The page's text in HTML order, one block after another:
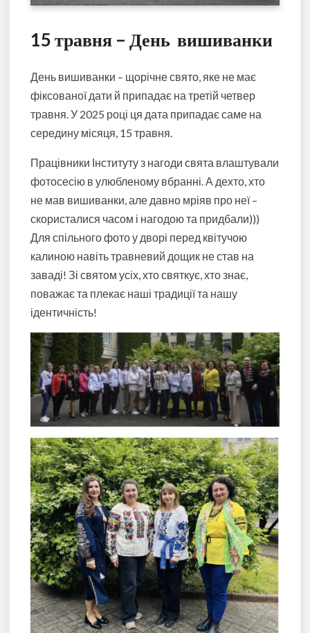
15 травня – День вишиванки
День вишиванки – щорічне свято, яке не має
фіксованої дати й припадає на третій четвер
травня. У 2025 році ця дата припадає саме на
середину місяця, 15 травня.
Працівники Інституту з нагоди свята влаштували
фотосесію в улюбленому вбранні. А дехто, хто
не мав вишиванки, але давно мріяв про неї –
скористалися часом і нагодою та придбали)))
Для спільного фото у дворі перед квітучою
калиною навіть травневий дощик не став на
заваді! Зі святом усіх, хто святкує, хто знає,
поважає та плекає наші традиції та нашу
ідентичність!